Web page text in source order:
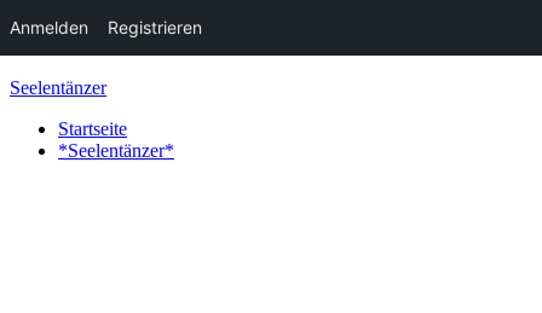
Anmelden Registrieren
Inhalt
springen
Seelentänzer
Startseite
*Seelentänzer*